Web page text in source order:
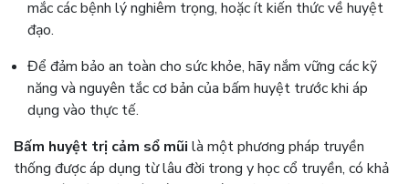
mắc các bệnh lý nghiêm trọng, hoặc ít kiến thức về huyệt
đạo.
Để đảm bảo an toàn cho sức khỏe, hãy nắm vững các kỹ
năng và nguyên tắc cơ bản của bấm huyệt trước khi áp
dụng vào thực tế.
Bấm huyệt trị cảm sổ mũi là một phương pháp truyền
thống được áp dụng từ lâu đời trong y học cổ truyền, có khả